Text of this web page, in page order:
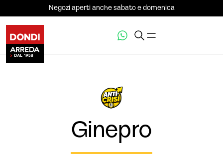
Negozi aperti anche sabato e domenica
VEDI LA GALLERIA (5)
Ginepro